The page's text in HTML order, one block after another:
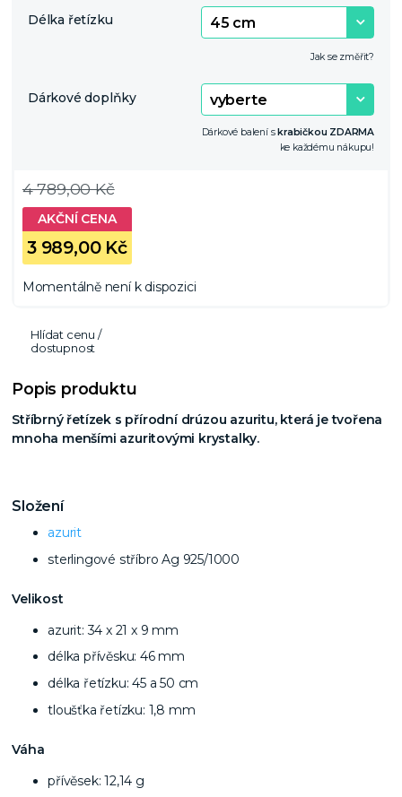
Délka řetízku
Jak se změřit?
Dárkové doplňky
Dárkové balení s krabičkou ZDARMA
ke každému nákupu!
3 989,00 Kč
4 789,00 Kč
Momentálně není k dispozici
Hlídat cenu /
dostupnost
Popis produktu
Stříbrný řetízek s přírodní drúzou azuritu, která je tvořena
mnoha menšími azuritovými krystalky.
Složení
azurit
sterlingové stříbro Ag 925/1000
Velikost
azurit: 34 x 21 x 9 mm
délka přívěsku: 46 mm
délka řetízku: 45 a 50 cm
tloušťka řetízku: 1,8 mm
Váha
přívěsek: 12,14 g